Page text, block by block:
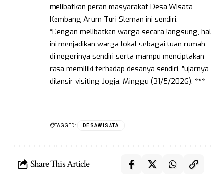
melibatkan peran masyarakat Desa Wisata
Kembang Arum Turi Sleman ini sendiri.
“Dengan melibatkan warga secara langsung, hal
ini menjadikan warga lokal sebagai tuan rumah
di negerinya sendiri serta mampu menciptakan
rasa memiliki terhadap desanya sendiri, ”ujarnya
dilansir visiting Jogja, Minggu (31/5/2026). ***
TAGGED: DESAWISATA
Share This Article